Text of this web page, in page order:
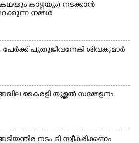
കാഴ്ചയും) നടക്കാൻ
നമ്മൾ
പേർക്ക് പുതുജീവനേകി ശിവകുമാർ
കൈരളി തുള്ളൽ സമ്മേളനം
നടപടി സ്വീകരിക്കണം